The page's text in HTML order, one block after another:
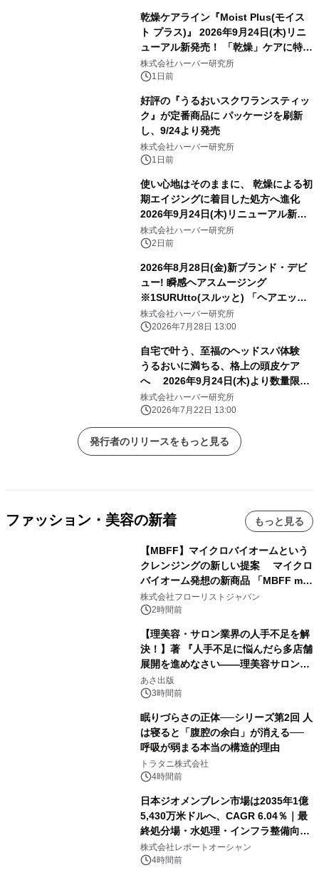
乾燥ケアライン『Moist Plus(モイス
ト プラス)』 2026年9月24日(木)リニ
ューアル新発売！ 「乾燥」ケアに特化
し、ライン使いで潤いに満ちた肌へ
株式会社ハーバー研究所
1日前
好評の『うるおいスクワランスティッ
ク』が定番商品に パッケージを刷新
し、9/24より発売
株式会社ハーバー研究所
1日前
使い心地はそのままに、 乾燥による初
期エイジングに着目した処方へ進化
2026年9月24日(木)リニューアル新発
売！ ハリ・つや満ちる、3D成分※1配
合のジェルクリーム 『モイスチャーエ
ッセンスリッチジェル』
株式会社ハーバー研究所
2日前
2026年8月28日(金)新ブランド・デビ
ュー! 瞬感ヘアスムージング
※1SURUtto(スルッと) 「ヘアエッセ
ンスオイル」「ヘアトリートメントミ
スト」 全国のロフト※2・PLAZA※2
にて販売スタート！
株式会社ハーバー研究所
2026年7月28日 13:00
自宅で叶う、至福のヘッドスパ体験
うるおいに満ちる、格上の頭皮ケア
へ 2026年9月24日(木)より数量限定
発売！ 『地肌マッサージクレンズ』
株式会社ハーバー研究所
2026年7月22日 13:00
発行者のリリースをもっと見る
ファッション・美容の新着 もっと見る
【MBFF】マイクロバイオームという
クレンジングの新しい提案 マイクロ
バイオーム発想の新商品 「MBFF mb
クレンジングPRO」を2026年8月6日
発売
株式会社フローリストジャパン
2時間前
【理美容・サロン業界の人手不足を解
決！】著 『人手不足に悩んだら多店舗
展開を進めなさい――理美容サロン
「多店舗展開」の教科書』2026年8月
24日（月）発売
あさ出版
3時間前
眠りづらさの正体──シリーズ第2回 人
は寝ると「腹腔の余白」が消える──
呼吸が弱まる本当の構造的理由
トラタニ株式会社
4時間前
日本ジオメンブレン市場は2035年1億
5,430万米ドルへ、CAGR 6.04％｜最
終処分場・水処理・インフラ整備向け
需要拡大
株式会社レポートオーシャン
4時間前